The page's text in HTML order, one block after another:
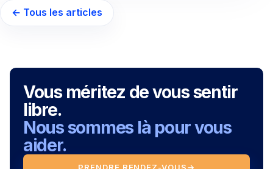
← Tous les articles
Vous méritez de vous sentir
libre.
Nous sommes là pour vous
aider.